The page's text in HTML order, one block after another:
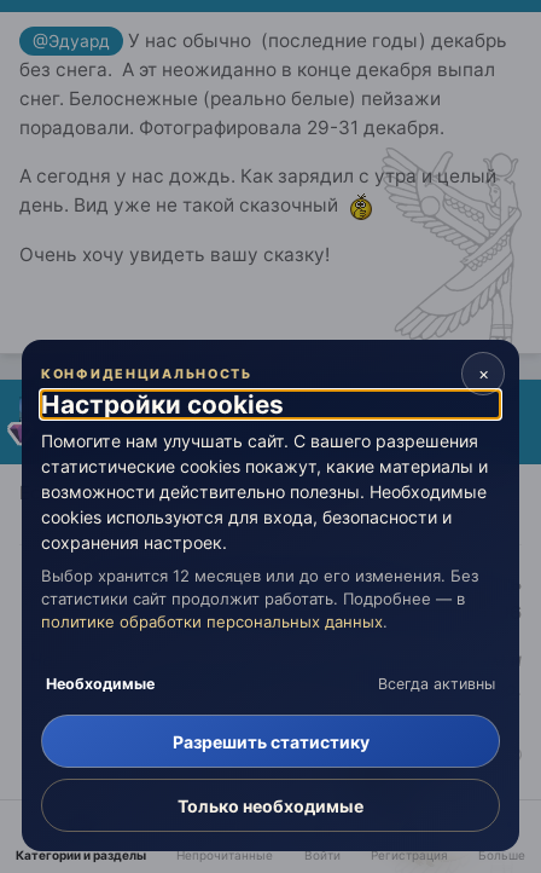
@Эдуард
У нас обычно (последние годы) декабрь
без снега. А эт неожиданно в конце декабря выпал
снег. Белоснежные (реально белые) пейзажи
порадовали. Фотографировала 29-31 декабря.
А сегодня у нас дождь. Как зарядил с утра и целый
день. Вид уже не такой сказочный
Очень хочу увидеть вашу сказку!
Эдуард
Опубликовано:2 января 2022
Если подвернется возможность
Телеграм-чат Живой Эзотерики, Поддержать
проект (Т-Банк): 2200396108086196
Человек — это канат, протянутый между животным и
Сверхчеловеком, это канат над пропастью.
Категории и разделы Непрочитанные Войти Регистрация Больше
×
КОНФИДЕНЦИАЛЬНОСТЬ
Настройки cookies
Помогите нам улучшать сайт. С вашего разрешения
статистические cookies покажут, какие материалы и
возможности действительно полезны. Необходимые
cookies используются для входа, безопасности и
сохранения настроек.
Выбор хранится 12 месяцев или до его изменения. Без
статистики сайт продолжит работать. Подробнее — в
политике обработки персональных данных.
Необходимые Всегда активны
Разрешить статистику
Только необходимые